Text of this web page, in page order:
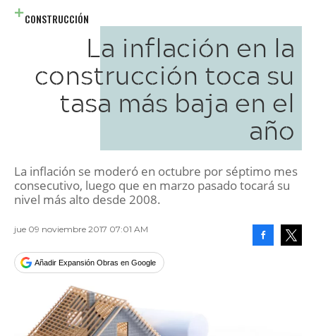
CONSTRUCCIÓN
La inflación en la
construcción toca su
tasa más baja en el
año
La inflación se moderó en octubre por séptimo mes
consecutivo, luego que en marzo pasado tocará su
nivel más alto desde 2008.
jue 09 noviembre 2017 07:01 AM
Añadir Expansión Obras en Google